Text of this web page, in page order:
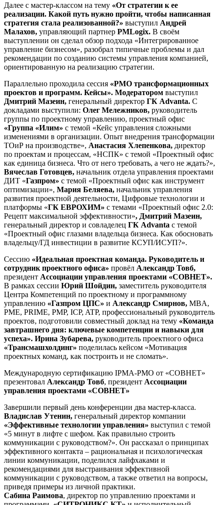
Далее с мастер-классом на тему «От стратегии к ее
реализации. Какой путь нужно пройти, чтобы написанная
стратегия стала реализованной?» выступил Андрей
Малахов, управляющий партнер PMLogix. В своём
выступлении он сделал обзор подхода «Интегрированное
управление бизнесом», разобрал типичные проблемы и дал
рекомендации по созданию системы управления компанией,
ориентированную на реализацию стратегии.
Параллельно проходила сессия «РМО трансформационных
проектов и программ. Кейсы». Модератором выступил
Дмитрий Мазеин, генеральный директор ГК Advanta. С
докладами выступили: Олег Мележников, руководитель
группы по проектному управлению, проектный офис
«Группа «Илим» с темой «Кейс управления сложными
изменениями в организации. Опыт внедрения трансформации
ТОиР на производстве», Анастасия Хлепенкова, директор
по проектам и процессам, «НСПК» с темой «Проектный офис
как единица бизнеса. Что от него требовать, а чего не ждать?»,
Вячеслав Готовцев, начальник отдела управления проектами
ДИТ «Газпром» с темой «Проектный офис как инструмент
оптимизации», Мария Беляева, начальник управления
развития проектной деятельности, Цифровые технологии и
платформы «ГК ЕВРОХИМ» с темами «Проектный офис 2.0:
Рецепт максимальной эффективности», Дмитрий Мазеин,
генеральный директор и совладелец ГК Advanta с темой
«Проектный офис глазами владельца бизнеса. Как обосновать
владельцу/ГД инвестиции в развитие КСУП/ИСУП?».
Сессию «Идеальная проектная команда. Руководитель и
сотрудник проектного офиса» провёл Александр Товб,
президент Ассоциации управления проектами «СОВНЕТ».
В рамках сессии Юрий Шойдин, заместитель руководителя
Центра Компетенций по проектному и программному
управлению «Газпром ЦПС» и Александр Смирнов, MBA,
PME, PRIME, PMP, ICP, ATP, профессиональный руководитель
проектов, подготовили совместный доклад на тему «Команда
завтрашнего дня: ключевые компетенции и навыки для
успеха». Ирина Зубарева, руководитель проектного офиса
«Трансмашхолдинг» поделилась кейсом «Мотивация
проектных команд, как построить и не сломать».
Международную сертификацию IPMA-PMO от «СОВНЕТ»
презентовал Александр Товб, президент Ассоциации
управления проектами «СОВНЕТ»
Завершили первый день конференции два мастер-класса.
Владислав Утенин, генеральный директор компании
«Эффективные технологии управления» выступил с темой
«5 минут в лифте с шефом. Как правильно строить
коммуникации с руководством?». Он рассказал о принципах
эффективного контакта – рациональная и психологическая
линии коммуникации, поделился лайфхаками и
рекомендациями для выстраивания эффективной
коммуникации с руководством, а также ответил на вопросы,
приведя примеры из личной практики.
Сабина Раимова, директор по управлению проектами и